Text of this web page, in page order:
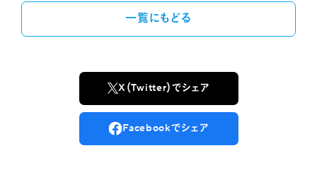
一覧にもどる
X（Twitter）でシェア
Facebookでシェア